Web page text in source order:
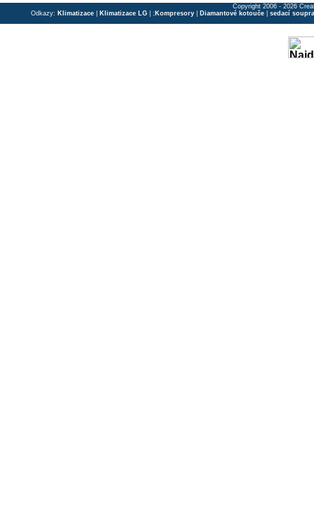
Copyright 2006 - 2026
Odkazy: Klimatizace Klimatizace LG | ; Kompresory Diamantové kotouče sedací